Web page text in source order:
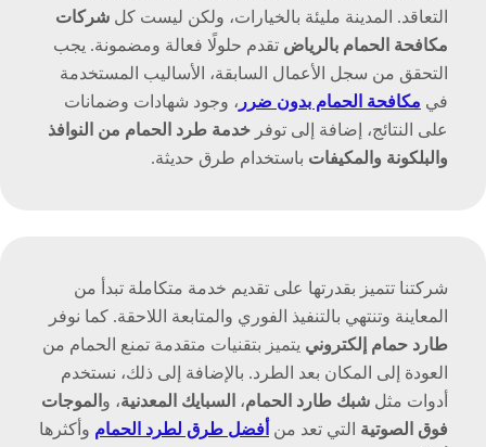
التعاقد. المدينة مليئة بالخيارات، ولكن ليست كل شركات
مكافحة الحمام بالرياض تقدم حلولًا فعالة ومضمونة. يجب
التحقق من سجل الأعمال السابقة، الأساليب المستخدمة
في مكافحة الحمام بدون ضرر ، وجود شهادات وضمانات
على النتائج، إضافة إلى توفر خدمة طرد الحمام من النوافذ
والبلكونة والمكيفات باستخدام طرق حديثة.
شركتنا تتميز بقدرتها على تقديم خدمة متكاملة تبدأ من
المعاينة وتنتهي بالتنفيذ الفوري والمتابعة اللاحقة. كما نوفر
طارد حمام إلكتروني يتميز بتقنيات متقدمة تمنع الحمام من
العودة إلى المكان بعد الطرد. بالإضافة إلى ذلك، نستخدم
أدوات مثل شبك طارد الحمام، السبايك المعدنية، و الموجات
فوق الصوتية التي تعد من أفضل طرق لطرد الحمام وأكثرها